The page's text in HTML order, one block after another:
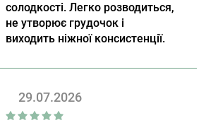
солодкості. Легко розводиться,
не утворює грудочок і
виходить ніжної консистенції.
29.07.2026